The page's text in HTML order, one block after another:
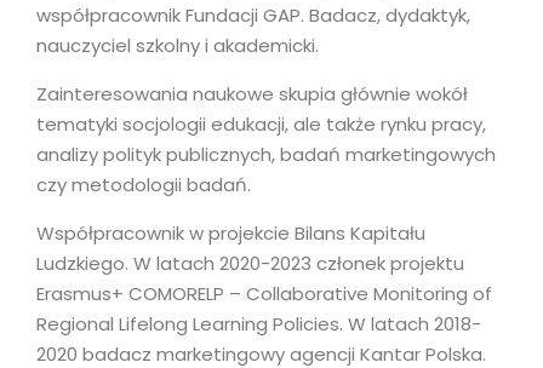
współpracownik Fundacji GAP. Badacz, dydaktyk,
nauczyciel szkolny i akademicki.
Zainteresowania naukowe skupia głównie wokół
tematyki socjologii edukacji, ale także rynku pracy,
analizy polityk publicznych, badań marketingowych
czy metodologii badań.
Współpracownik w projekcie Bilans Kapitału
Ludzkiego. W latach 2020-2023 członek projektu
Erasmus+ COMORELP – Collaborative Monitoring of
Regional Lifelong Learning Policies. W latach 2018-
2020 badacz marketingowy agencji Kantar Polska.